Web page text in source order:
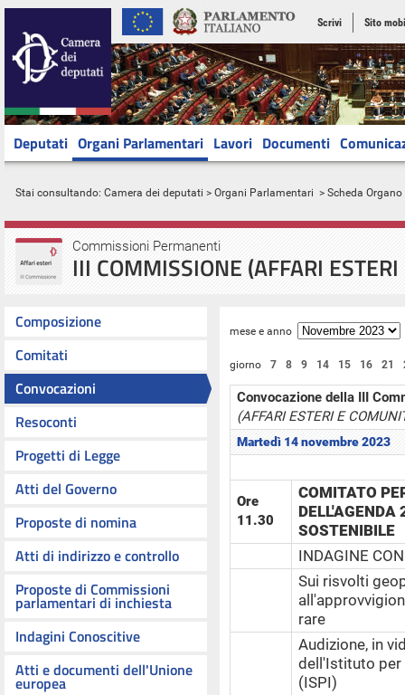
Scrivi Sito
Deputati Organi Parlamentari Lavori Documenti
Stai consultando: Camera dei deputati > Organi Parlamentari > Scheda Organo
Commissioni Permanenti
III COMMISSIONE (AFFARI
Composizione
Comitati
Convocazioni
Resoconti
Progetti di Legge
Atti del Governo
Proposte di nomina
Atti di indirizzo e controllo
Proposte di Commissioni
parlamentari di inchiesta
Indagini Conoscitive
Atti e documenti dell'Unione
europea
mese e anno
giorno 7 8 9 14 15 16 21
Convocazione della III
(AFFARI ESTERI E
Martedì 14 novembre 2023
Ore
11.30
COMITATO
DELL'AGENDA
SOSTENIBILE
INDAGINE
Sui risvolti
rare
Audizione, in
dell'Istituto per
(ISPI)